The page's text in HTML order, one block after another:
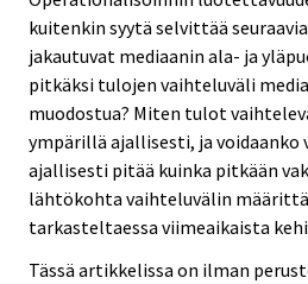
kuitenkin syytä selvittää
jakautuvat mediaanin ala- ja
pitkäksi tulojen vaihteluväli
muodostua? Miten tulot
ympärillä ajallisesti, ja voidaanko
ajallisesti pitää kuinka pitkään
lähtökohta vaihteluvälin
tarkasteltaessa viimeaikaista
Tässä artikkelissa on ilman